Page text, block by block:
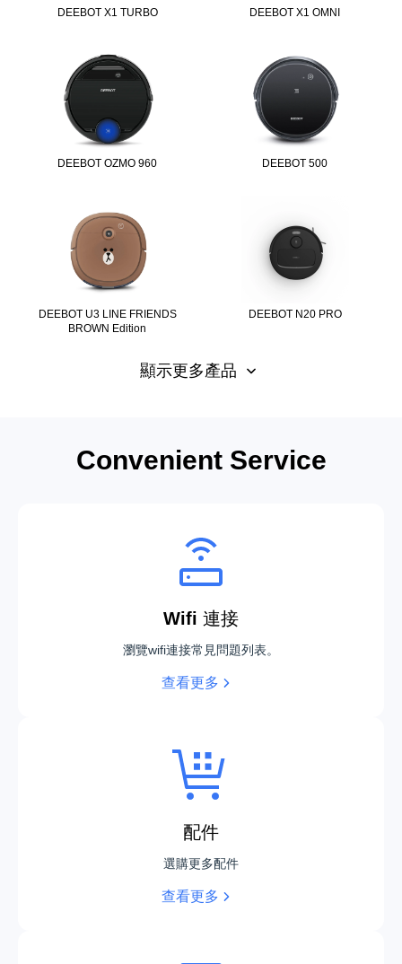
DEEBOT X1 TURBO DEEBOT X1 OMNI
DEEBOT OZMO 960 DEEBOT 500
DEEBOT U3 LINE FRIENDS
BROWN Edition
DEEBOT N20 PRO
DEEBOT T50S PRO OMNI DEEBOT mini 2
DEEBOT X12 PRO OMNI
顯示更多產品
Convenient Service
Wifi 連接
瀏覽wifi連接常見問題列表。
查看更多
配件
選購更多配件
查看更多